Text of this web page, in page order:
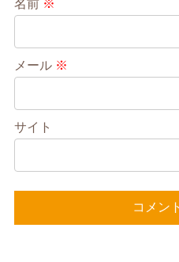
名前 ※
メール ※
サイト